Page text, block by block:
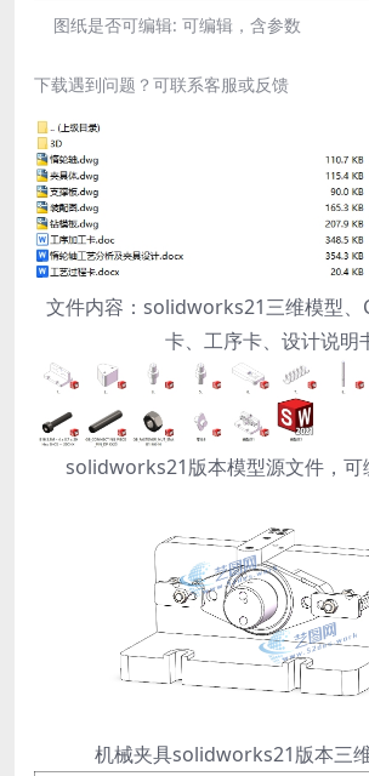
图纸是否可编辑: 可编辑，含参数
下载遇到问题？可联系客服或反馈
文件内容：solidworks21三维模型、
卡、工序卡、设计说明
solidworks21版本模型源文件，可
机械夹具solidworks21版本三